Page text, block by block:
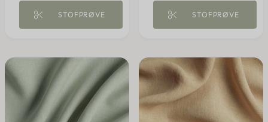
STOFPRØVE STOFPRØVE